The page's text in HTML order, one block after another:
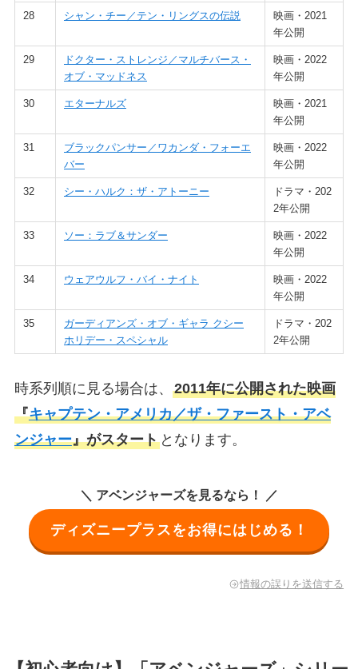
28 シャン・チー／テン・リングスの伝説
映画・2021
年公開
29
ドクター・ストレンジ／マルチバース・
オブ・マッドネス
映画・2022
年公開
30 エターナルズ
映画・2021
年公開
31
ブラックパンサー／ワカンダ・フォーエ
バー
映画・2022
年公開
32 シー・ハルク：ザ・アトーニー
ドラマ・202
2年公開
33 ソー：ラブ＆サンダー
映画・2022
年公開
34 ウェアウルフ・バイ・ナイト
映画・2022
年公開
35
ガーディアンズ・オブ・ギャラ クシー
ホリデー・スペシャル
ドラマ・202
2年公開
時系列順に見る場合は、 2011年に公開された映画
『キャプテン・アメリカ／ザ・ファースト・アベ
ンジャー』がスタートとなります。
＼ アベンジャーズを見るなら！ ／
ディズニープラスをお得にはじめる！
情報の誤りを送信する